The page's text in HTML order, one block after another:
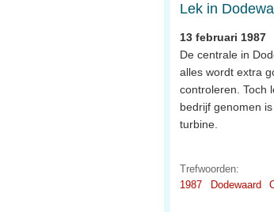
Lek in
13 februari 1987
De centrale in
alles wordt extra
controleren. Toch
bedrijf genomen
turbine.
Trefwoorden:
1987
Dodewaard